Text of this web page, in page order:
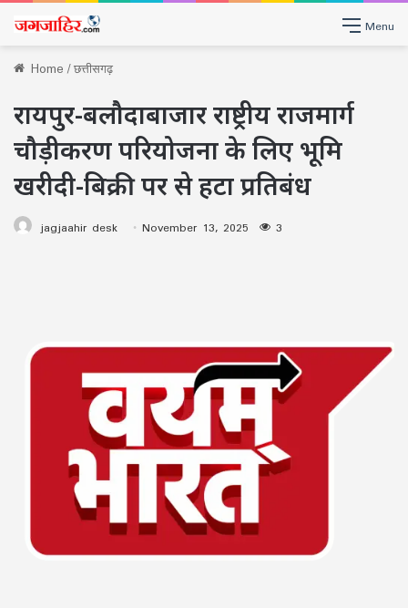
Menu
Home/छत्तीसगढ़
रायपुर-बलौदाबाजार राष्ट्रीय राजमार्ग
चौड़ीकरण परियोजना के लिए भूमि
खरीदी-बिक्री पर से हटा प्रतिबंध
jagjaahir desk November 13, 2025 3